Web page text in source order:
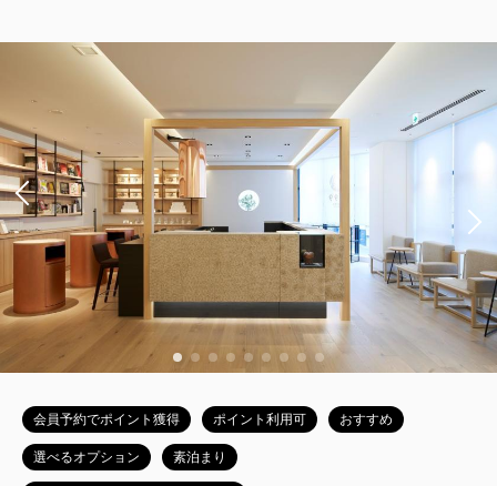
大人2名1室
税・サービス料込
合計 27,500
ENGAWA-
獲得ポイント 275~
禁煙 20.00m 1~2名
クイーンサイズ / 幅151-180cm×1
Wi-Fiあり（無料）
詳細 日付を選択
会員予約でポイント獲得 ポイント利用可 おすすめ
選べるオプション 素泊まり